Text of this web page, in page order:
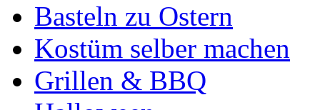
Basteln zu Ostern
Kostüm selber machen
Grillen & BBQ